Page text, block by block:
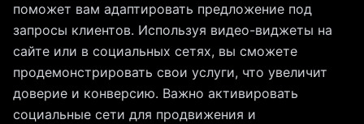
поможет вам адаптировать предложение под
запросы клиентов. Используя видео-виджеты на
сайте или в социальных сетях, вы сможете
продемонстрировать свои услуги, что увеличит
доверие и конверсию. Важно активировать
социальные сети для продвижения и